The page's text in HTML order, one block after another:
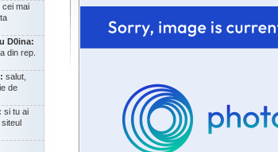
cei mai
D0ina:
din rep.
salut,
de
si tu ai